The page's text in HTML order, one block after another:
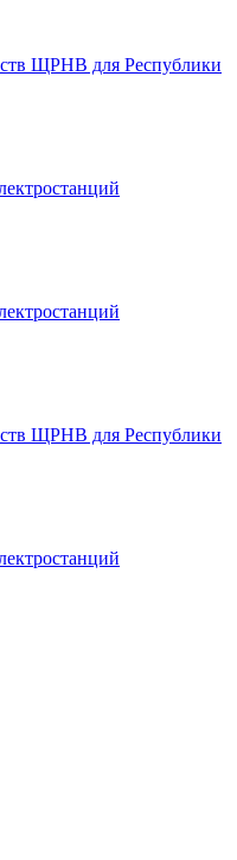
ЩРНВ для Республики
ЩРНВ для Республики